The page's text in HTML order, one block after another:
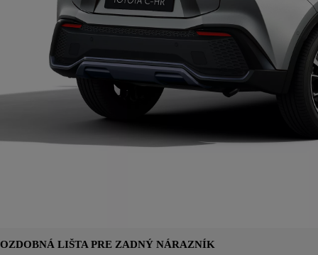
OZDOBNÁ LIŠTA PRE ZADNÝ NÁRAZNÍK